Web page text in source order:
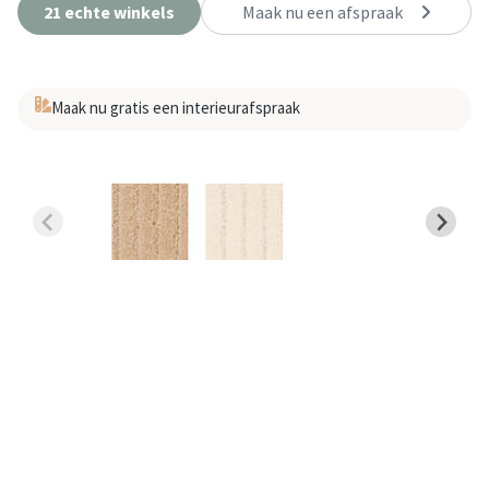
21 echte winkels Maak nu een afspraak
Maak nu gratis een interieurafspraak